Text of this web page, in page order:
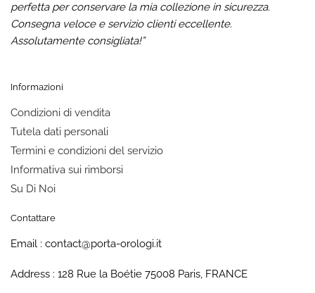
perfetta per conservare la mia collezione in sicurezza.
Consegna veloce e servizio clienti eccellente.
Assolutamente consigliata!”
Informazioni
Condizioni di vendita
Tutela dati personali
Termini e condizioni del servizio
Informativa sui rimborsi
Su Di Noi
Contattare
Email : contact@porta-orologi.it
Address : 128 Rue la Boétie 75008 Paris, FRANCE